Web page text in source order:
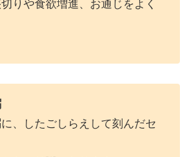
りや食欲増進、お通じをよく
、したごしらえして刻んだセ